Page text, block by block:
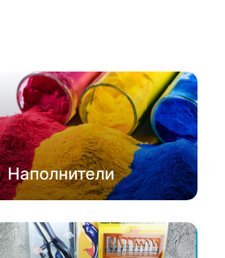
Наполнители